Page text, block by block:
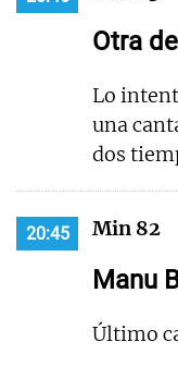
Otra
Lo
una
dos
20:45 Min 82
Manu
Último